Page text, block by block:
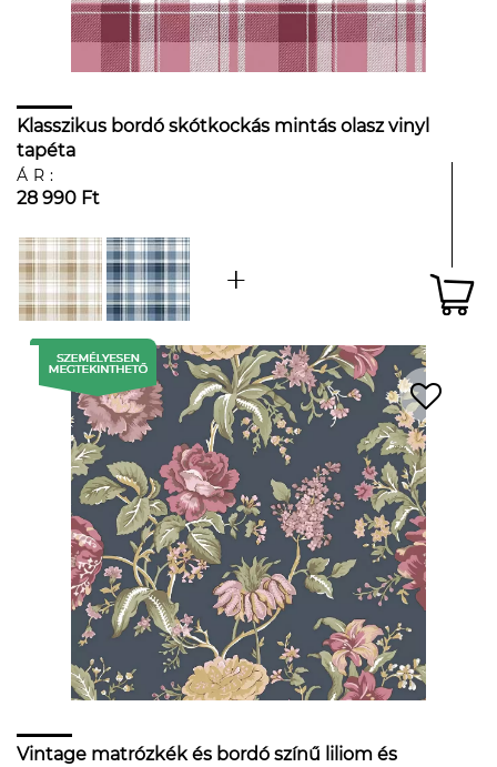
Klasszikus bordó skótkockás mintás olasz vinyl
tapéta
ÁR:
28 990 Ft
Vintage matrózkék és bordó színű liliom és